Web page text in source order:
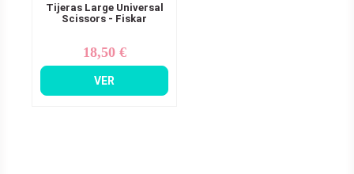
Tijeras Large Universal
Scissors - Fiskar
Precio
18,50 €
VER